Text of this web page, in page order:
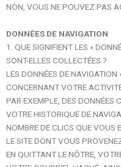
NON, VOUS NE POUVEZ PAS
DONNÉES DE NAVIGATION
1. QUE SIGNIFIENT LES «
SONT-ELLES COLLECTÉES ?
LES DONNÉES DE
CONCERNANT VOTRE
PAR EXEMPLE, DES DONNÉES
VOTRE HISTORIQUE DE
NOMBRE DE CLICS QUE VOUS
LE SITE DONT VOUS
EN QUITTANT LE NÔTRE,